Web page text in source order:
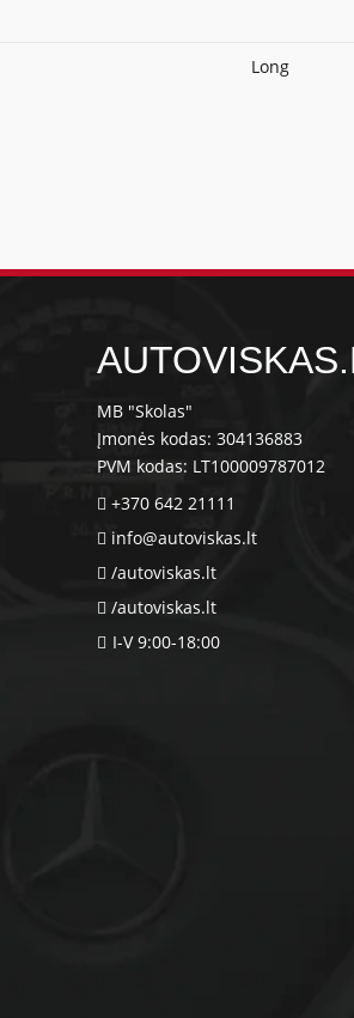
Long
MB "Skolas"
Įmonės kodas: 304136883
PVM kodas: LT100009787012
+370 642 21111
info@autoviskas.lt
/autoviskas.lt
/autoviskas.lt
I-V 9:00-18:00